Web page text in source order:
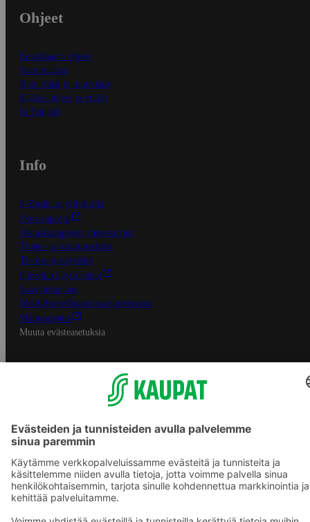
Ohjeet
Ensitilaajan ohjeet
Näin maksat
Näin tilaat ja muokkaat
Kaikki ohjeet ja vinkit
In English
Info
S-Business yrityksille
Oiva-raportit
Osuuskauppojen yhteystiedot
Tilaus- ja toimitusehdot
Tietosuojakäytäntö
Palvelun käyttöehdot
Saavutettavuus
Mobiilisovelluksen saavutettavuus
Mainostajalle
Muuta evästeasetuksia
S-ryhmän palvelut
S-ryhmä
Asiakasomistajuus
S-ostoslista -sovellus
Prisma.fi
Sokos.fi
S-Pankki